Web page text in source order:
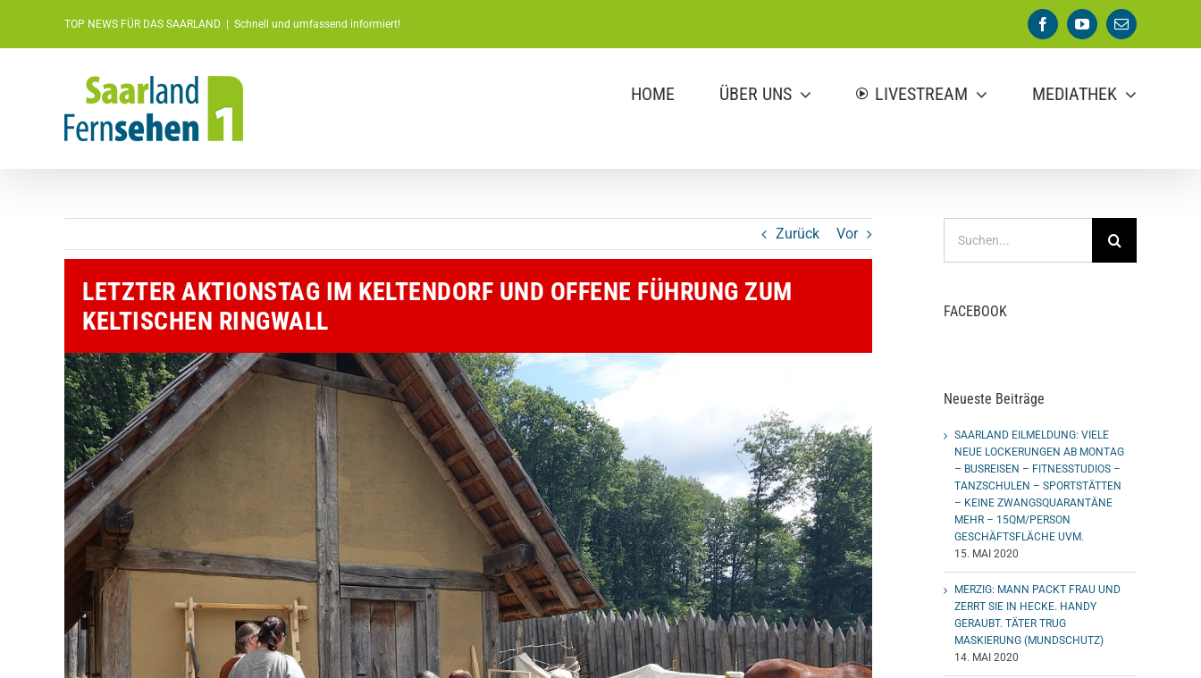
TOP NEWS FÜR DAS SAARLAND Schnell und umfassend informiert! FacebookYouTube
E-
Mail
HOME ÜBER UNS LIVESTREAM MEDIATHEK
Zurück Vor
LETZTER AKTIONSTAG IM KELTENDORF UND OFFENE FÜHRUNG ZUM
KELTISCHEN RINGWALL
nach:
FACEBOOK
Neueste Beiträge
SAARLAND EILMELDUNG: VIELE
NEUE LOCKERUNGEN AB MONTAG
– BUSREISEN – FITNESSTUDIOS –
TANZSCHULEN – SPORTSTÄTTEN
– KEINE ZWANGSQUARANTÄNE
MEHR – 15QM/PERSON
GESCHÄFTSFLÄCHE UVM.
15. MAI 2020
MERZIG: MANN PACKT FRAU UND
ZERRT SIE IN HECKE. HANDY
GERAUBT. TÄTER TRUG
MASKIERUNG (MUNDSCHUTZ)
14. MAI 2020